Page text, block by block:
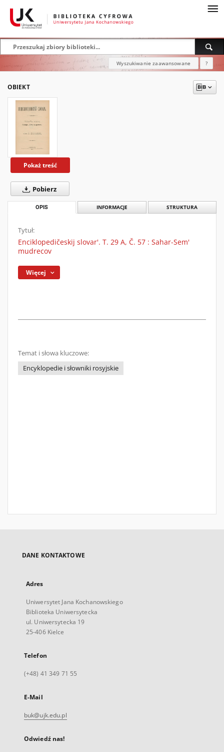
Wyszukiwanie zaawansowane ?
OBIEKT
Pokaż treść
Pobierz
OPIS INFORMACJE STRUKTURA
Tytuł:
Enciklopedičeskij slovar'. T. 29 A, Č. 57 : Sahar-Sem'
mudrecov
Więcej
Temat i słowa kluczowe:
Encyklopedie i słowniki rosyjskie
DANE KONTAKTOWE
Adres
Uniwersytet Jana Kochanowskiego
Biblioteka Uniwersytecka
ul. Uniwersytecka 19
25-406 Kielce
Telefon
(+48) 41 349 71 55
E-Mail
buk@ujk.edu.pl
Odwiedź nas!